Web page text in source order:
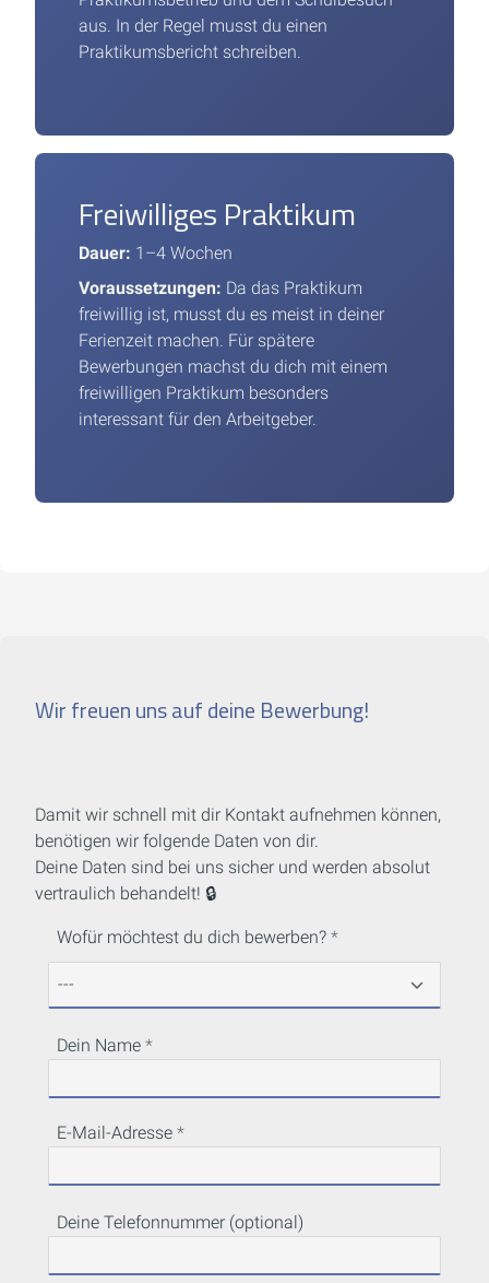
aus. In der Regel musst du einen
Praktikumsbericht schreiben.
Freiwilliges Praktikum
Dauer: 1–4 Wochen
Voraussetzungen: Da das Praktikum
freiwillig ist, musst du es meist in deiner
Ferienzeit machen. Für spätere
Bewerbungen machst du dich mit einem
freiwilligen Praktikum besonders
interessant für den Arbeitgeber.
Wir freuen uns auf deine Bewerbung!
Damit wir schnell mit dir Kontakt aufnehmen können,
benötigen wir folgende Daten von dir.
Deine Daten sind bei uns sicher und werden absolut
vertraulich behandelt! 🔒
Wofür möchtest du dich bewerben?
Dein Name
E-Mail-Adresse
Deine Telefonnummer (optional)